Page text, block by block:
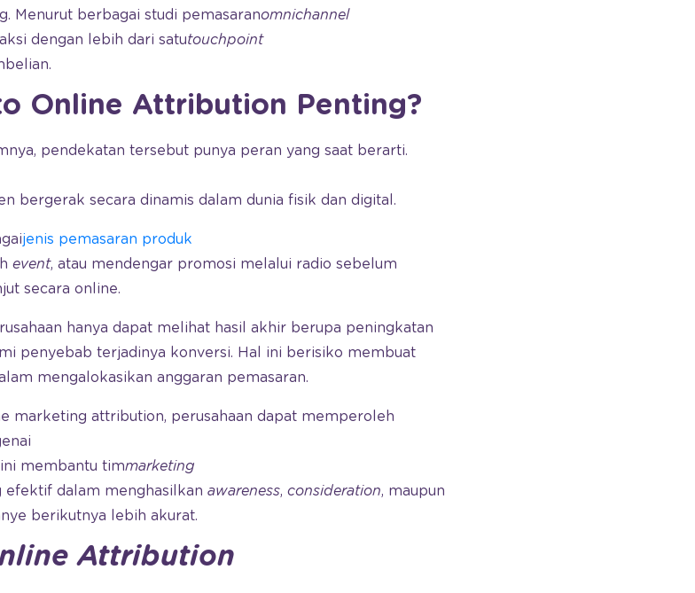
Menurut berbagai studi pemasaranomnichannel
dengan lebih dari satutouchpoint
Online Attribution Penting?
pendekatan tersebut punya peran yang saat berarti.
bergerak secara dinamis dalam dunia fisik dan digital.
jenis pemasaran produk
event, atau mendengar promosi melalui radio sebelum
secara online.
hanya dapat melihat hasil akhir berupa peningkatan
penyebab terjadinya konversi. Hal ini berisiko membuat
mengalokasikan anggaran pemasaran.
marketing attribution, perusahaan dapat memperoleh
membantu timmarketing
efektif dalam menghasilkan awareness, consideration, maupun
berikutnya lebih akurat.
Attribution